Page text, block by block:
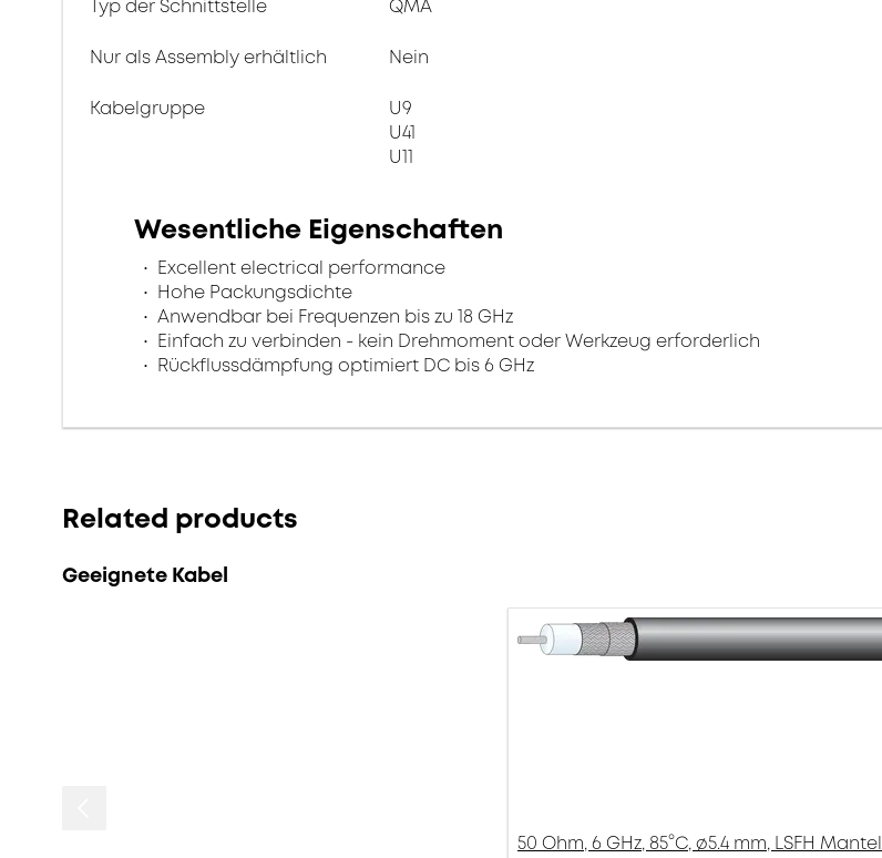
Typ der Schnittstelle QMA
Nur als Assembly erhältlich Nein
Kabelgruppe
U9
U41
U11
Wesentliche Eigenschaften
Excellent electrical performance
Hohe Packungsdichte
Anwendbar bei Frequenzen bis zu 18 GHz
Einfach zu verbinden - kein Drehmoment oder Werkzeug erforderlich
Rückflussdämpfung optimiert DC bis 6 GHz
Related products
Geeignete Kabel
50 Ohm, 6 GHz, 85°C, ø5.4 mm, LSFH Mantel